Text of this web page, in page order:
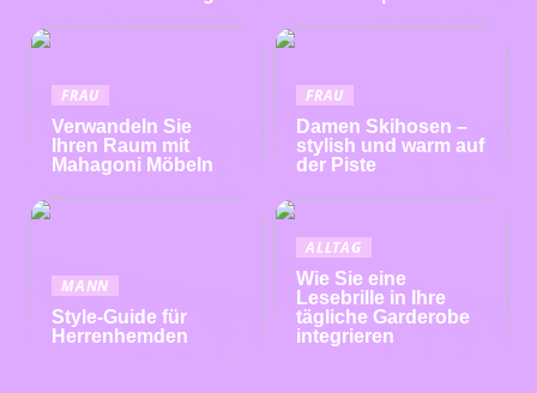
FRAU
Verwandeln Sie
Ihren Raum mit
Mahagoni Möbeln
FRAU
Damen Skihosen –
stylish und warm auf
der Piste
MANN
Style-Guide für
Herrenhemden
ALLTAG
Wie Sie eine
Lesebrille in Ihre
tägliche Garderobe
integrieren